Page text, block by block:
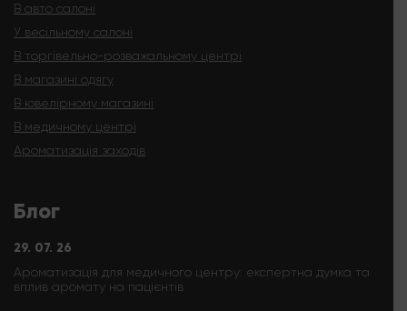
В авто салоні
У весільному салоні
В торгівельно-розважальному центрі
В магазині одягу
В ювелірному магазині
В медичному центрі
Ароматизація заходів
Блог
29. 07. 26
Ароматизація для медичного центру: експертна думка та
вплив аромату на пацієнтів